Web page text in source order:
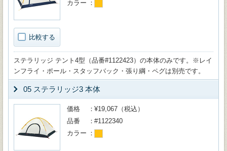
比較する
カラー
ステラリッジ テント4型（品番#1122423）の本体のみです。※レイ
ンフライ・ポール・スタッフバック・張り綱・ペグは別売です。
05 ステラリッジ3 本体
価格
¥19,067（税込）
品番
#1122340
カラー